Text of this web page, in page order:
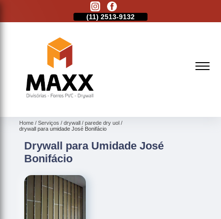
(11) 2513-9132
Home Serviços drywall
parede dry uol
drywall para umidade José Bonifácio
Drywall para Umidade José
Bonifácio